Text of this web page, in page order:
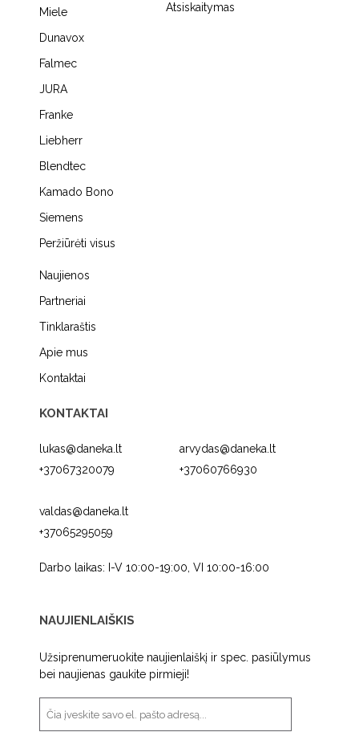
Miele
Dunavox
Falmec
JURA
Franke
Liebherr
Blendtec
Kamado Bono
Siemens
Peržiūrėti visus
Naujienos
Partneriai
Tinklaraštis
Apie mus
Kontaktai
KONTAKTAI
lukas@daneka.lt
+37067320079
arvydas@daneka.lt
+37060766930
valdas@daneka.lt
+37065295059
Darbo laikas: I-V 10:00-19:00, VI 10:00-16:00
Atsiskaitymas
NAUJIENLAIŠKIS
Užsiprenumeruokite naujienlaiškį ir spec. pasiūlymus
bei naujienas gaukite pirmieji!